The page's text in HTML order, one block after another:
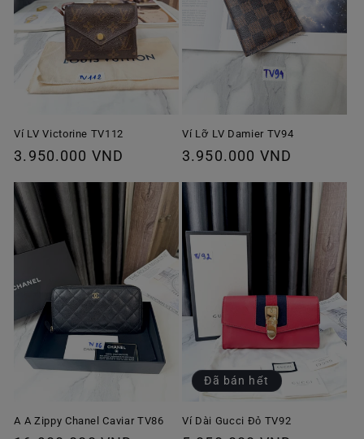
Ví LV Victorine TV112
Giá
thường
3.950.000 VND
Ví Lỡ LV Damier TV94
Giá
thường
3.950.000 VND
A A Zippy Chanel Caviar TV86
Đã bán hết
Ví Dài Gucci Đỏ TV92